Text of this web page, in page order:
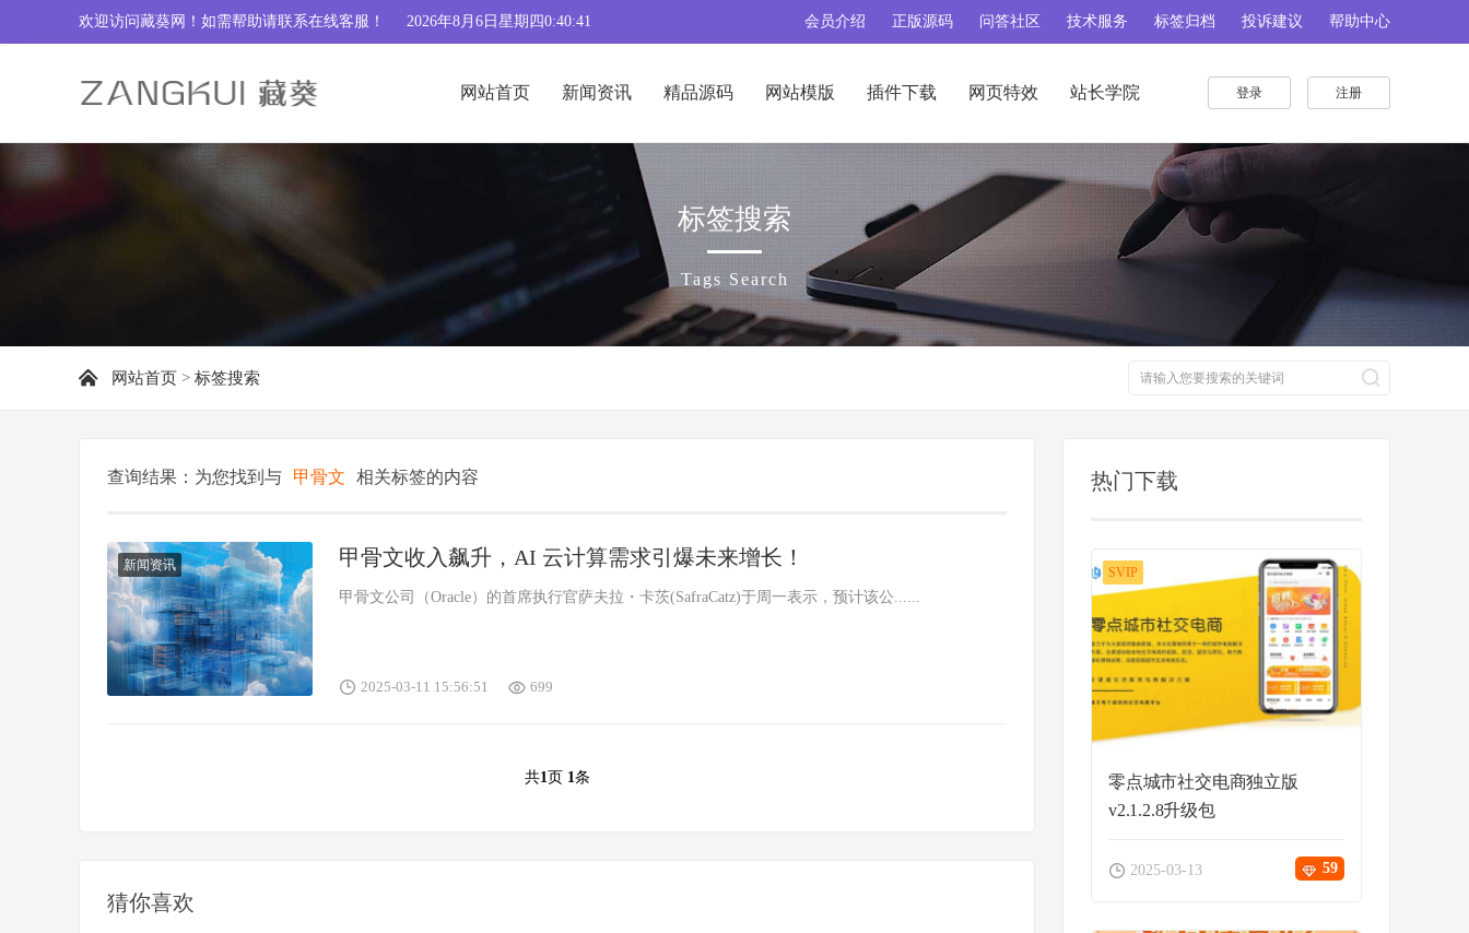
欢迎访问藏葵网！如需帮助请联系在线客服 ！ 2026年8月6日星期四0:40:42 会员介绍 正版源码 问答社区 技术服务 标签归档 投诉建议 帮助中心
网站首页 新闻资讯 精品源码 网站模版 插件下载 网页特效 站长学院 注册
登录
标签搜索
Tags Search
网站首页 > 标签搜索
查询结果：为您找到与 甲骨文 相关标签的内容
新闻资讯 甲骨文收入飙升，AI 云计算需求引爆未来增长！
甲骨文公司（Oracle）的首席执行官萨夫拉・卡茨(SafraCatz)于周一表示，预计该公......
2025-03-11 15:56:51 699
共1页 1条
猜你喜欢
热门下载
SVIP
零点城市社交电商独立版
v2.1.2.8升级包
2025-03-13 59